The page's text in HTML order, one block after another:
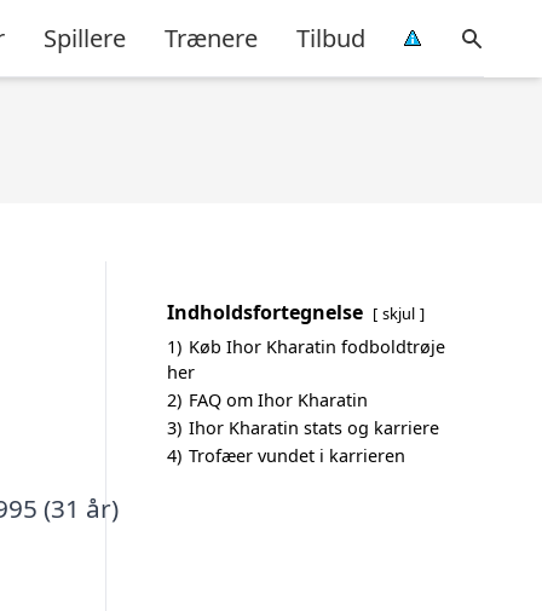
Spillere Trænere Tilbud
(31 år)
Indholdsfortegnelse skjul
1) Køb Ihor Kharatin fodboldtrøje
her
2) FAQ om Ihor Kharatin
3) Ihor Kharatin stats og karriere
4) Trofæer vundet i karrieren